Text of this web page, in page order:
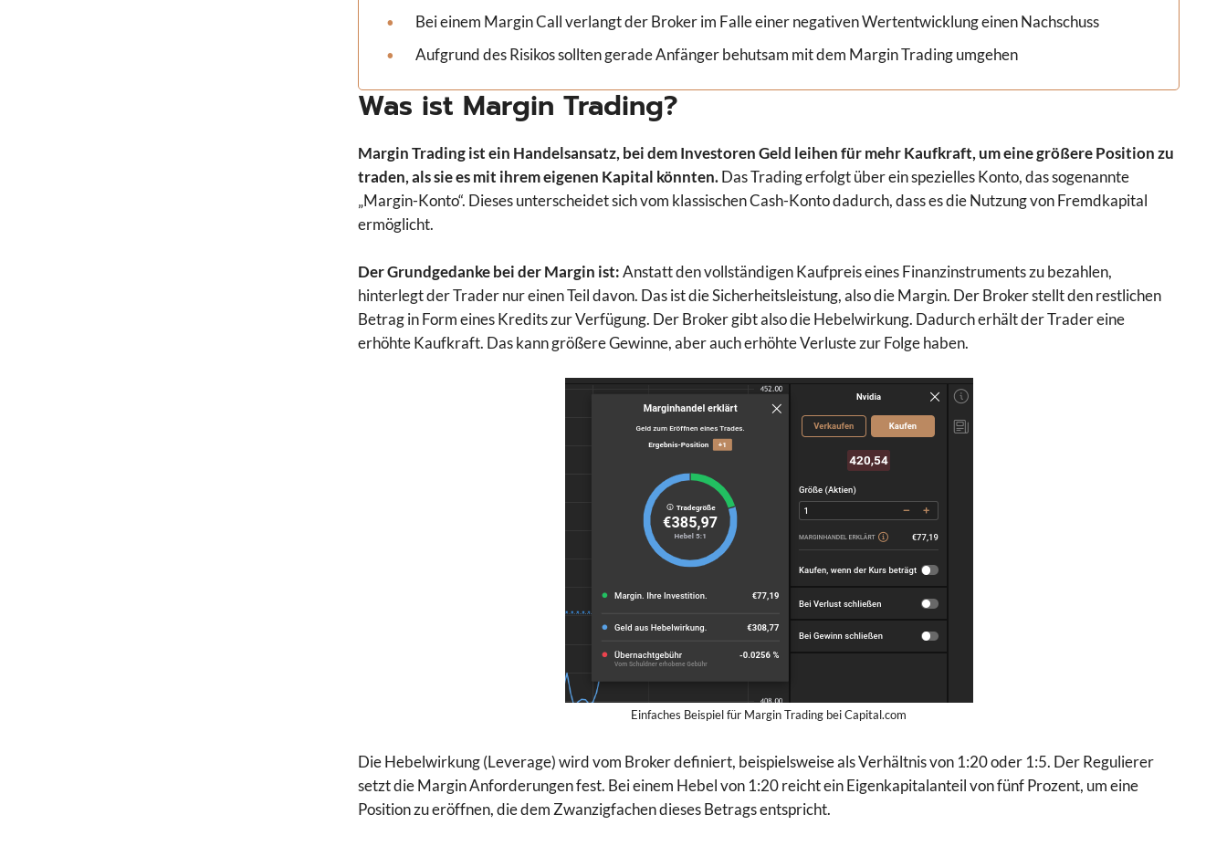
Bei einem Margin Call verlangt der Broker im Falle einer negativen Wertentwicklung einen Nachschuss
Aufgrund des Risikos sollten gerade Anfänger behutsam mit dem Margin Trading umgehen
Was ist Margin Trading?
Margin Trading ist ein Handelsansatz, bei dem Investoren Geld leihen für mehr Kaufkraft, um eine größere Position zu
traden, als sie es mit ihrem eigenen Kapital könnten.Das Trading erfolgt über ein spezielles Konto, das sogenannte
„Margin-Konto“. Dieses unterscheidet sich vom klassischen Cash-Konto dadurch, dass es die Nutzung von Fremdkapital
ermöglicht.
Der Grundgedanke bei der Margin ist:Anstatt den vollständigen Kaufpreis eines Finanzinstruments zu bezahlen,
hinterlegt der Trader nur einen Teil davon. Das ist die Sicherheitsleistung, also die Margin. Der Broker stellt den restlichen
Betrag in Form eines Kredits zur Verfügung. Der Broker gibt also die Hebelwirkung. Dadurch erhält der Trader eine
erhöhte Kaufkraft. Das kann größere Gewinne, aber auch erhöhte Verluste zur Folge haben.
Einfaches Beispiel für Margin Trading bei Capital.com
Die Hebelwirkung (Leverage) wird vom Broker definiert, beispielsweise als Verhältnis von 1:20 oder 1:5. Der Regulierer
setzt die Margin Anforderungen fest. Bei einem Hebel von 1:20 reicht ein Eigenkapitalanteil von fünf Prozent, um eine
Position zu eröffnen, die dem Zwanzigfachen dieses Betrags entspricht.